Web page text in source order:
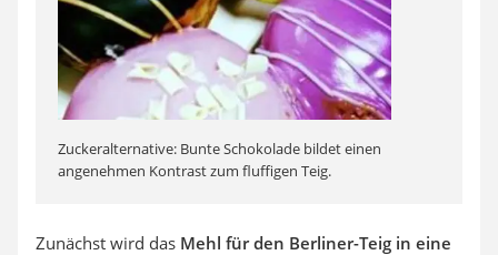
Zuckeralternative: Bunte Schokolade bildet einen
angenehmen Kontrast zum fluffigen Teig.
Zunächst wird das Mehl für den Berliner-Teig in eine